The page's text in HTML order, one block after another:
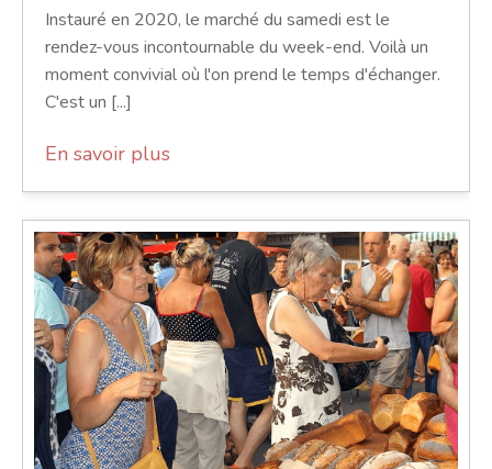
Instauré en 2020, le marché du samedi est le
rendez-vous incontournable du week-end. Voilà un
moment convivial où l'on prend le temps d'échanger.
C'est un [...]
En savoir plus